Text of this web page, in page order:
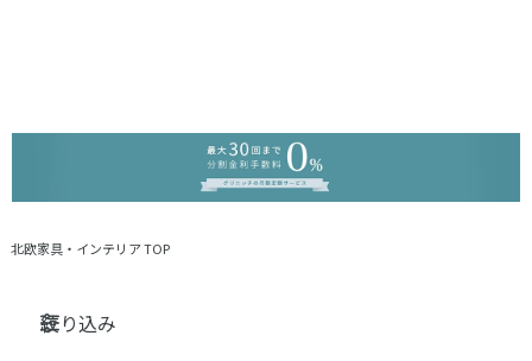
ッ
北欧家具・インテリア TOP
絞り込み